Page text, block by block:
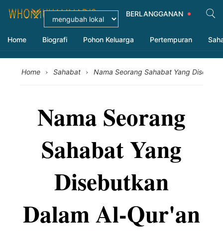
BERLANGGANAN
Home Biografi Pohon Keluarga Pertempuran
Home › Sahabat › Nama Seorang Sahabat Yang
Nama Seorang
Sahabat Yang
Disebutkan
Dalam Al-Qur'an